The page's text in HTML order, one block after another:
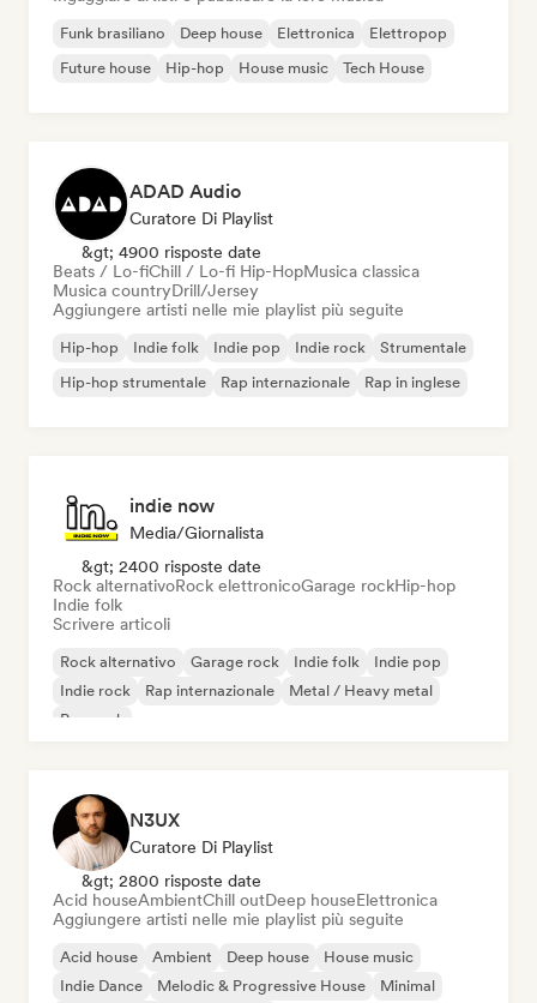
Funk brasiliano Deep house Elettronica
Elettropop
Future house
Hip-hop House music Tech House
ADAD Audio
Curatore Di Playlist
&gt; 4900 risposte date
Beats / Lo-fiChill / Lo-fi Hip-HopMusica classica
Musica countryDrill/Jersey
Aggiungere artisti nelle mie playlist più seguite
Hip-hop Indie folk Indie pop Indie rock
Strumentale
Hip-hop strumentale
Rap internazionale Rap in inglese
indie now
Media/Giornalista
&gt; 2400 risposte date
Rock alternativoRock elettronicoGarage rockHip-hop
Indie folk
Scrivere articoli
Rock alternativo Garage rock Indie folk
Indie pop
Indie rock
Rap internazionale
Metal / Heavy metal
Pop rock
N3UX
Curatore Di Playlist
&gt; 2800 risposte date
Acid houseAmbientChill outDeep houseElettronica
Aggiungere artisti nelle mie playlist più seguite
Acid house Ambient Deep house
House music
Indie Dance
Melodic & Progressive House Minimal